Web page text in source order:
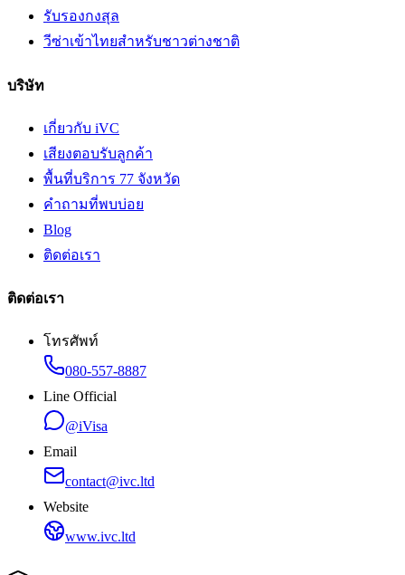
รับรองกงสุล
วีซ่าเข้าไทยสำหรับชาวต่างชาติ
บริษัท
เกี่ยวกับ iVC
เสียงตอบรับลูกค้า
พื้นที่บริการ 77 จังหวัด
คำถามที่พบบ่อย
Blog
ติดต่อเรา
ติดต่อเรา
โทรศัพท์
080-557-8887
Line Official
@iVisa
Email
contact@ivc.ltd
Website
www.ivc.ltd